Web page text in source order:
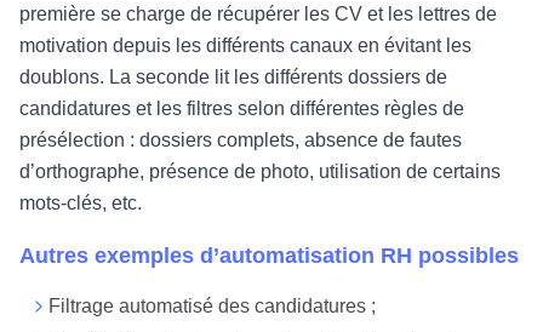
première se charge de récupérer les CV et les lettres de
motivation depuis les différents canaux en évitant les
doublons. La seconde lit les différents dossiers de
candidatures et les filtres selon différentes règles de
présélection : dossiers complets, absence de fautes
d’orthographe, présence de photo, utilisation de certains
mots-clés, etc.
Autres exemples d’automatisation RH possibles
Filtrage automatisé des candidatures ;